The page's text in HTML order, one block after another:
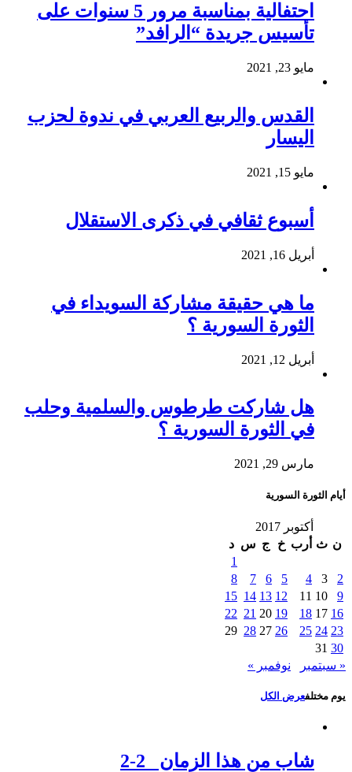
احتفالية بمناسبة مرور 5 سنوات على
تأسيس جريدة “الرافد”
مايو 23, 2021
القدس والربيع العربي في ندوة لحزب
اليسار
مايو 15, 2021
أسبوع ثقافي في ذكرى الاستقلال
أبريل 16, 2021
ما هي حقيقة مشاركة السويداء في
الثورة السورية ؟
أبريل 12, 2021
هل شاركت طرطوس والسلمية وحلب
في الثورة السورية ؟
مارس 29, 2021
أيام الثورة السورية
أكتوبر 2017
ن ث أرب خ ج س د
1
2
3
4
5
6
7
8
9
10
11
12
13
14
15
16
17
18
19
20
21
22
23
24
25
26
27
28
29
30
31
« سبتمبر
نوفمبر »
يوم مختلفعرض الكل
شاب من هذا الزمان 2-2